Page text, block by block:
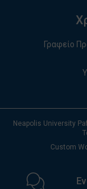
Γραφείο
Neapolis University
Custom